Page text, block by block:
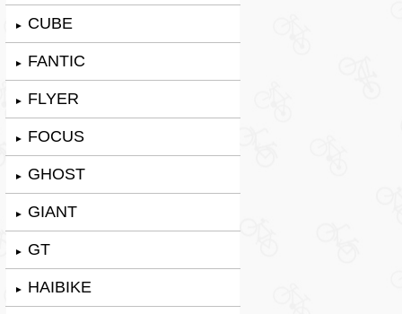
► CUBE
► FANTIC
► FLYER
► FOCUS
► GHOST
► GIANT
► GT
► HAIBIKE